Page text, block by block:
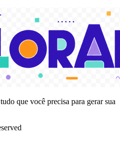
que você precisa para gerar sua